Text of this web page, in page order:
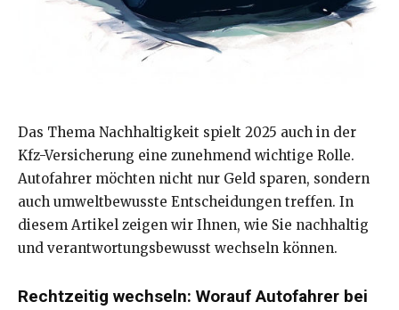
Das Thema Nachhaltigkeit spielt 2025 auch in der
Kfz-Versicherung eine zunehmend wichtige Rolle.
Autofahrer möchten nicht nur Geld sparen, sondern
auch umweltbewusste Entscheidungen treffen. In
diesem Artikel zeigen wir Ihnen, wie Sie nachhaltig
und verantwortungsbewusst wechseln können.
Rechtzeitig wechseln: Worauf Autofahrer bei